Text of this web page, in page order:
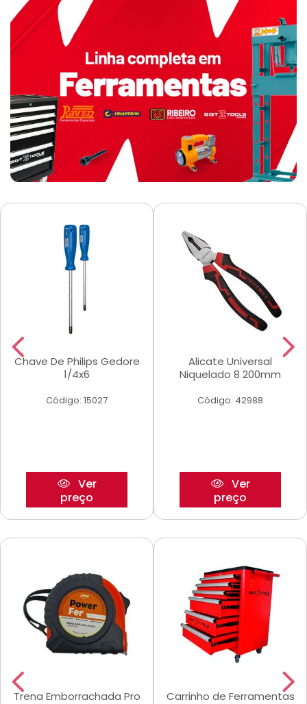
Chave De Philips Gedore
1/4x6
Código: 15027
Ver
preço
Alicate Universal
Niquelado 8 200mm
Código: 42988
Ver
preço
Trena Emborrachada Pro
Carrinho de Ferramentas